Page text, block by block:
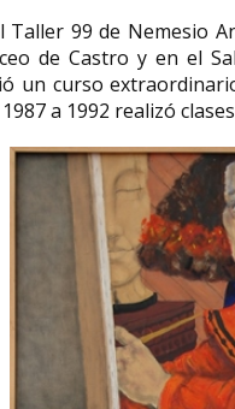
Taller 99 de Nemesio
de Castro y en el
un curso
a 1992 realizó